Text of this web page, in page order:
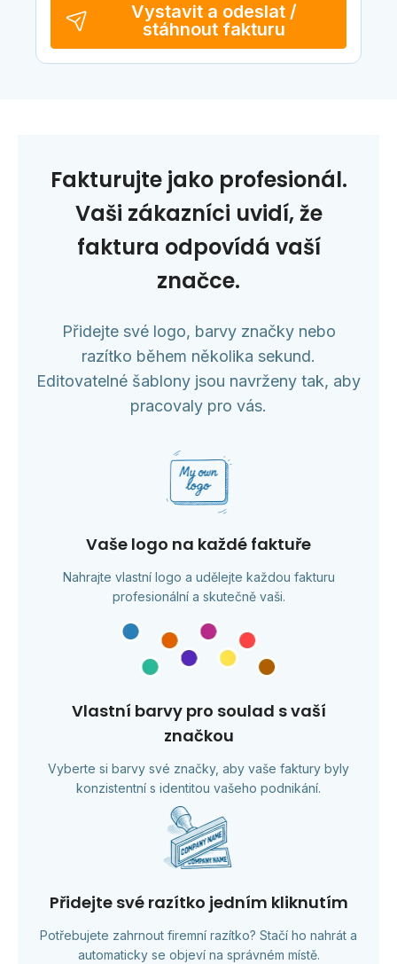
Vystavit a odeslat /
stáhnout fakturu
Fakturujte jako profesionál.
Vaši zákazníci uvidí, že
faktura odpovídá vaší
značce.
Přidejte své logo, barvy značky nebo
razítko během několika sekund.
Editovatelné šablony jsou navrženy tak, aby
pracovaly pro vás.
Vaše logo na každé faktuře
Nahrajte vlastní logo a udělejte každou fakturu
profesionální a skutečně vaši.
Vlastní barvy pro soulad s vaší
značkou
Vyberte si barvy své značky, aby vaše faktury byly
konzistentní s identitou vašeho podnikání.
Přidejte své razítko jedním kliknutím
Potřebujete zahrnout firemní razítko? Stačí ho nahrát a
automaticky se objeví na správném místě.